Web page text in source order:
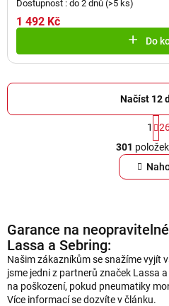
Dostupnost : do 2 dnů (>5 ks)
1 492 Kč
Do
O
v
l
á
c
p
r
v
Načíst 12
S
t
r
á
n
á
í
1
301
Garance na
Lassa a Sebring:
Našim zákazníkům se snažíme vyjít
jsme jedni z partnerů značek Lassa
na poškození, pokud pneumatiky
Více informací se dozvíte v článku.